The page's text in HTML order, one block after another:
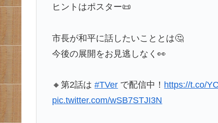
ヒントはポスター📜
市長が和平に話したいこととは🤔
今後の展開をお見逃しなく👀
🔸第2話は#TVer で配信中！ https://t.co/
pic.twitter.com/wSB7STJI3N